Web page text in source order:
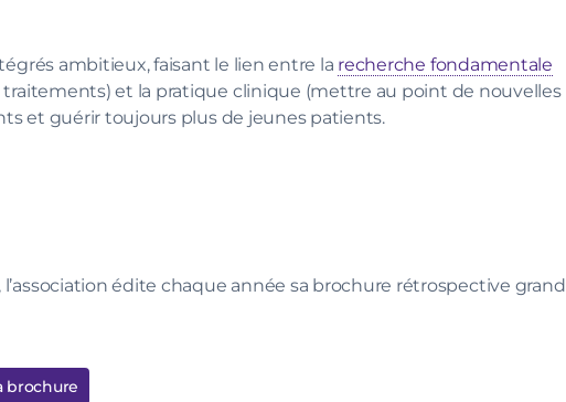
ambitieux, faisant le lien entre la recherche fondamentale
et la pratique clinique (mettre au point de nouvelles
et guérir toujours plus de jeunes patients.
, l’association édite chaque année sa brochure rétrospective grand
brochure